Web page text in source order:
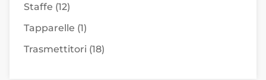
Staffe (12)
Tapparelle (1)
Trasmettitori (18)